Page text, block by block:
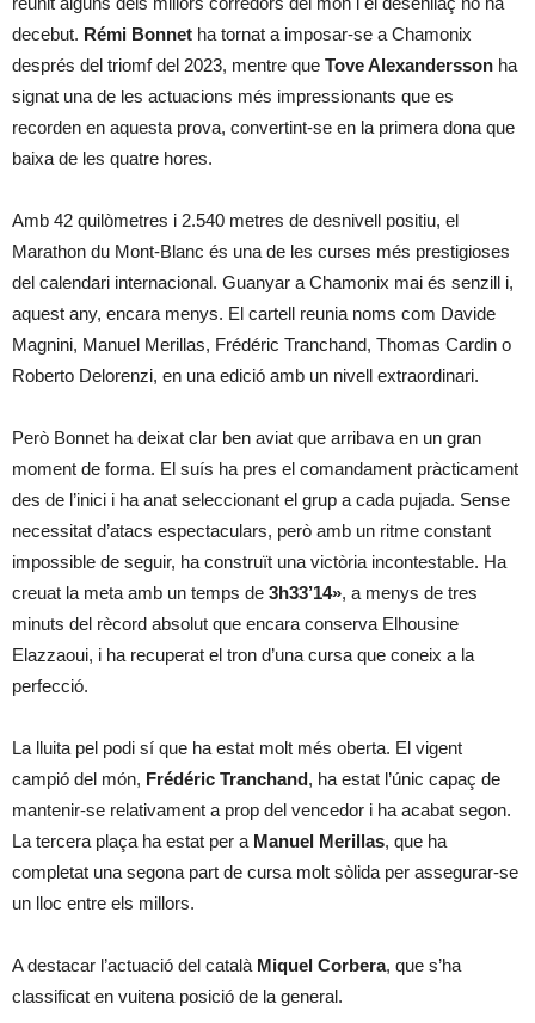
decebut. Rémi Bonnet ha tornat a imposar-se a Chamonix
després del triomf del 2023, mentre que Tove Alexandersson ha
signat una de les actuacions més impressionants que es
recorden en aquesta prova, convertint-se en la primera dona que
baixa de les quatre hores.
Amb 42 quilòmetres i 2.540 metres de desnivell positiu, el
Marathon du Mont-Blanc és una de les curses més prestigioses
del calendari internacional. Guanyar a Chamonix mai és senzill i,
aquest any, encara menys. El cartell reunia noms com Davide
Magnini, Manuel Merillas, Frédéric Tranchand, Thomas Cardin o
Roberto Delorenzi, en una edició amb un nivell extraordinari.
Però Bonnet ha deixat clar ben aviat que arribava en un gran
moment de forma. El suís ha pres el comandament pràcticament
des de l’inici i ha anat seleccionant el grup a cada pujada. Sense
necessitat d’atacs espectaculars, però amb un ritme constant
impossible de seguir, ha construït una victòria incontestable. Ha
creuat la meta amb un temps de 3h33’14», a menys de tres
minuts del rècord absolut que encara conserva Elhousine
Elazzaoui, i ha recuperat el tron d’una cursa que coneix a la
perfecció.
La lluita pel podi sí que ha estat molt més oberta. El vigent
campió del món, Frédéric Tranchand, ha estat l’únic capaç de
mantenir-se relativament a prop del vencedor i ha acabat segon.
La tercera plaça ha estat per a Manuel Merillas, que ha
completat una segona part de cursa molt sòlida per assegurar-se
un lloc entre els millors.
A destacar l’actuació del català Miquel Corbera, que s’ha
classificat en vuitena posició de la general.